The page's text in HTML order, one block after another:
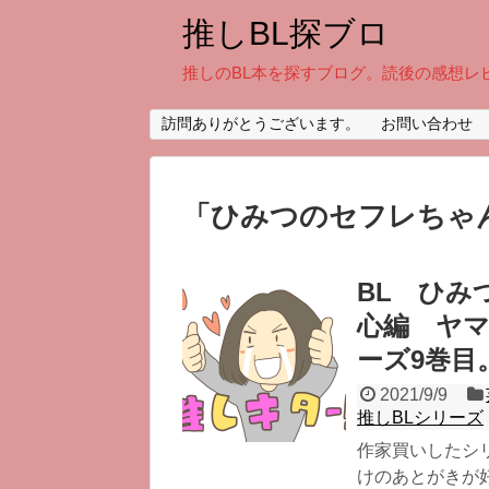
推しBL探ブロ
推しのBL本を探すブログ。読後の感想レ
訪問ありがとうございます。 お問い合わせ
「 ひみつのセフレちゃ
BL ひみ
心編 ヤ
ーズ9巻目
2021/9/9
推しBLシリーズ
作家買いしたシ
けのあとがきが